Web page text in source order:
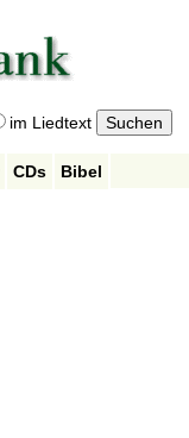
im Liedtext
CDs
Bibel